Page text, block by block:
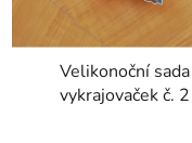
Velikonoční sada
vykrajovaček č. 2